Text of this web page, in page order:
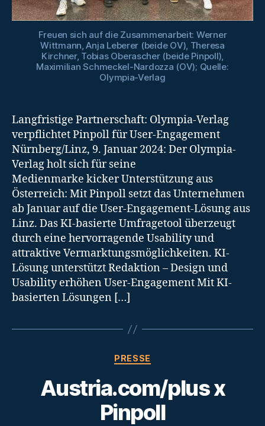
Freuen sich auf die Zusammenarbeit: Werner
Wittmann, Anja Leberer (beide OV), Theresa
Kirchner, Tobias Oberascher (beide Pinpoll),
Maximilian Schmeckel-Nardozza (OV); Quelle:
Olympia-Verlag
Langfristige Partnerschaft: Olympia-Verlag
verpflichtet Pinpoll für User-Engagement
Nürnberg/Linz, 9. Januar 2024: Der Olympia-
Verlag holt sich für seine
Medienmarke kicker Unterstützung aus
Österreich: Mit Pinpoll setzt das Unternehmen
ab Januar auf die User-Engagement-Lösung aus
Linz. Das KI-basierte Umfragetool überzeugt
durch eine hervorragende Usability und
attraktive Vermarktungsmöglichkeiten. KI-
Lösung unterstützt Redaktion – Design und
Usability erhöhen User-Engagement Mit KI-
basierten Lösungen […]
Categories
PRESSE
Austria.com/plus x
Pinpoll